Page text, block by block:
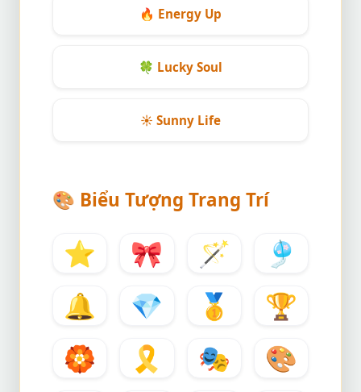
🔥 Energy Up
🍀 Lucky Soul
☀️ Sunny Life
🎨 Biểu Tượng Trang Trí
⭐ 🎀 🪄
🎐
🔔
💎 🥇
🏆
🏵️
🎗️ 🎭
🎨